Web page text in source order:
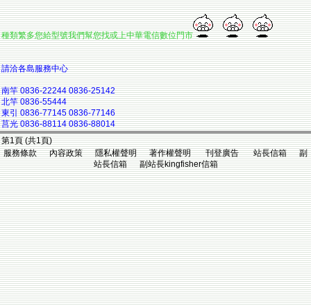
種類繁多您給型號我們幫您找或上中華電信數位門市
請洽各島服務中心
南竿 0836-22244 0836-25142
北竿 0836-55444
東引 0836-77145 0836-77146
莒光 0836-88114 0836-88014
第1頁 (共1頁)
服務條款 內容政策 隱私權聲明 著作權聲明 刊登廣告 站長信箱 副
站長信箱 副站長kingfisher信箱